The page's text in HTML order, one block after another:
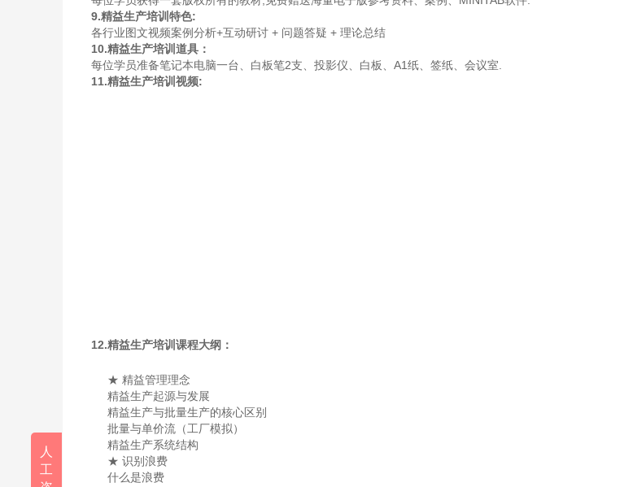
9.精益生产培训特色:
各行业图文视频案例分析+互动研讨 + 问题答疑 + 理论总结
10.精益生产培训道具：
每位学员准备笔记本电脑一台、白板笔2支、投影仪、白板、A1纸、签纸、会议室.
11.精益生产培训视频:
12.精益生产培训课程大纲：
★ 精益管理理念
精益生产起源与发展
精益生产与批量生产的核心区别
批量与单价流（工厂模拟）
精益生产系统结构
★ 识别浪费
什么是浪费
人
工